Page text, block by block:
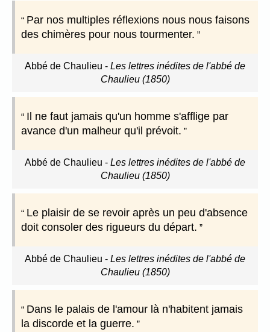
Par nos multiples réflexions nous nous faisons
des chimères pour nous tourmenter.
Abbé de Chaulieu - Les lettres inédites de l'abbé de
Chaulieu (1850)
Il ne faut jamais qu'un homme s'afflige par
avance d'un malheur qu'il prévoit.
Abbé de Chaulieu - Les lettres inédites de l'abbé de
Chaulieu (1850)
Le plaisir de se revoir après un peu d'absence
doit consoler des rigueurs du départ.
Abbé de Chaulieu - Les lettres inédites de l'abbé de
Chaulieu (1850)
Dans le palais de l'amour là n'habitent jamais
la discorde et la guerre.